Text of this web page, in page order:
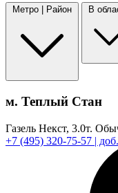
Метро | Район В
м. Теплый Стан
Газель Некст, 3.0т.
+7 (495) 320-75-57 |